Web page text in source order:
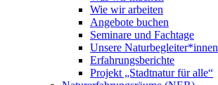
Wie wir arbeiten
Angebote buchen
Seminare und Fachtage
Unsere Naturbegleiter*innen
Erfahrungsberichte
Projekt „Stadtnatur für alle“